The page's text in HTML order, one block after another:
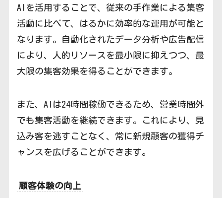
AIを活用することで、従来の手作業による集客
活動に比べて、はるかに効率的な運用が可能と
なります。自動化されたデータ分析や広告配信
により、人的リソースを最小限に抑えつつ、最
大限の集客効果を得ることができます。
また、AIは24時間稼働できるため、営業時間外
でも集客活動を継続できます。これにより、見
込み客を逃すことなく、常に新規顧客の獲得チ
ャンスを広げることができます。
顧客体験の向上